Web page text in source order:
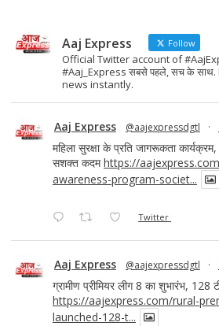
k
Aaj Express Follow
Official Twitter account of
#Aaj_Express सबसे पहले, सच के
news instantly.
Aaj Express @aajexpressdgtl ·
महिला सुरक्षा के प्रति जागरूकता
सशक्त कदमhttps://
awareness-program-societ...
Twitter
Aaj Express @aajexpressdgtl ·
ग्रामीण प्रीमियर लीग 8 का शुभारंभ, 128
https://aajexpress.com/rural-
launched-128-t...